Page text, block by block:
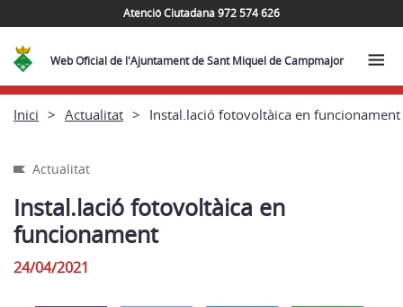
Atenció Ciutadana 972 574 626
Web Oficial de l'Ajuntament de Sant Miquel de Campmajor
Inici Actualitat Instal.lació fotovoltàica en funcionament
Actualitat
Instal.lació fotovoltàica en
funcionament
24/04/2021